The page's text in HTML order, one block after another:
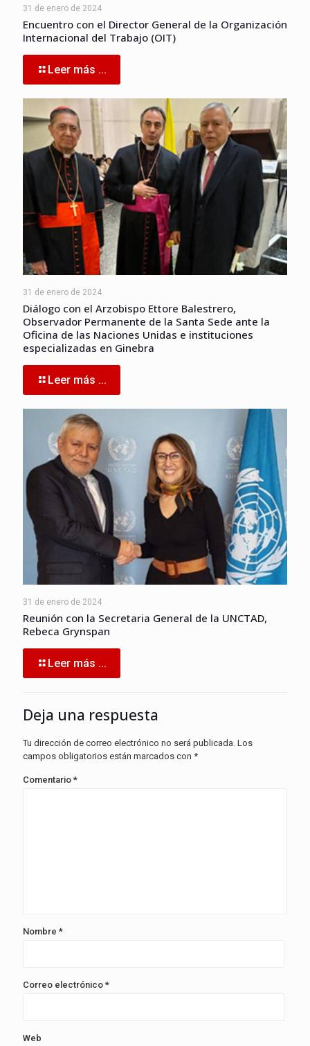
31 de enero de 2024
Encuentro con el Director General de la Organización
Internacional del Trabajo (OIT)
Leer más ...
31 de enero de 2024
Diálogo con el Arzobispo Ettore Balestrero,
Observador Permanente de la Santa Sede ante la
Oficina de las Naciones Unidas e instituciones
especializadas en Ginebra
Leer más ...
31 de enero de 2024
Reunión con la Secretaria General de la UNCTAD,
Rebeca Grynspan
Leer más ...
Deja una respuesta
Tu dirección de correo electrónico no será publicada. Los
campos obligatorios están marcados con *
Comentario *
Nombre *
Correo electrónico *
Web